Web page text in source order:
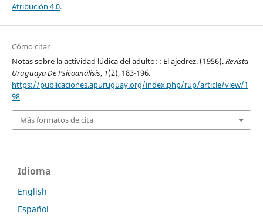
Atribución 4.0.
Cómo citar
Notas sobre la actividad lúdica del adulto: : El ajedrez. (1956).Revista
Uruguaya De Psicoanálisis, 1(2), 183-196.
https://publicaciones.apuruguay.org/index.php/rup/article/view/1
98
Más formatos de cita
Idioma
English
Español